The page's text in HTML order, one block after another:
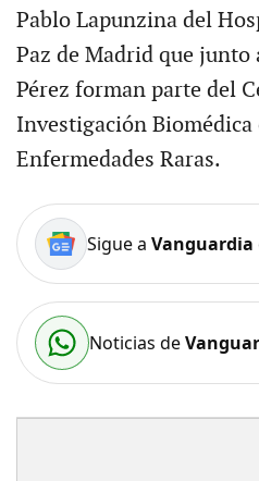
Pablo Lapunzina del
Paz de Madrid que junto
Pérez forman parte del
Investigación Biomédica
Enfermedades Raras.
Sigue a Vanguardia
Noticias de